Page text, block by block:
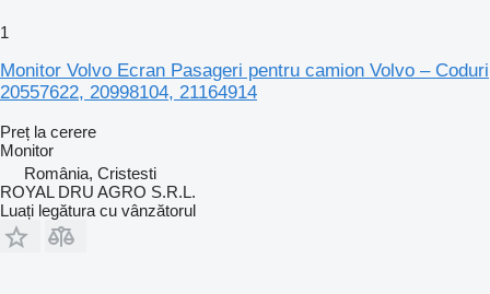
1
Monitor Volvo Ecran Pasageri pentru camion Volvo – Coduri
20557622, 20998104, 21164914
Preț la cerere
Monitor
România, Cristesti
ROYAL DRU AGRO S.R.L.
Luați legătura cu vânzătorul